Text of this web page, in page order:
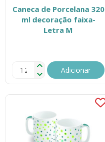
Caneca de Porcelana 320
ml decoração faixa-
Letra M
Adicionar